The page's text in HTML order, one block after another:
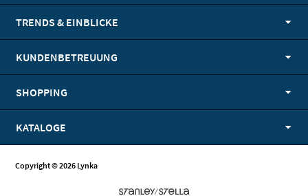
TRENDS & EINBLICKE
KUNDENBETREUUNG
SHOPPING
KATALOGE
Copyright © 2026 Lynka